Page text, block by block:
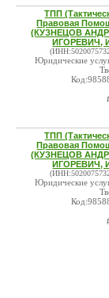
ТПП
Правовая
(КУЗНЕЦОВ
ИГОРЕВИЧ,
Юридические
ТПП
Правовая
(КУЗНЕЦОВ
ИГОРЕВИЧ,
Юридические